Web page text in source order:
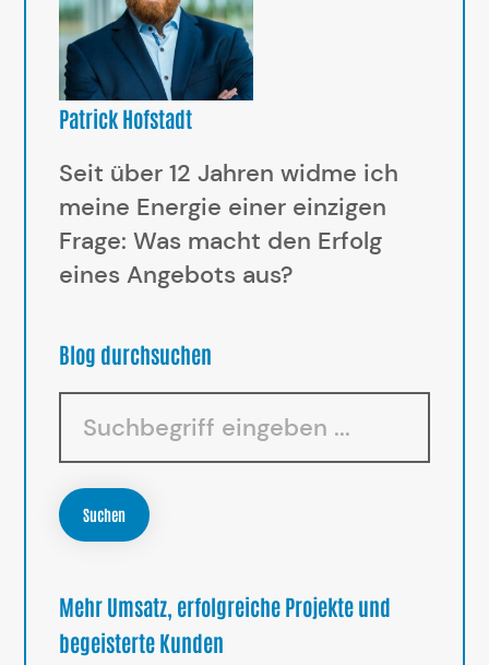
Patrick Hofstadt
Seit über 12 Jahren widme ich
meine Energie einer einzigen
Frage: Was macht den Erfolg
eines Angebots aus?
Blog durchsuchen
Suchen
Mehr Umsatz, erfolgreiche Projekte und
begeisterte Kunden